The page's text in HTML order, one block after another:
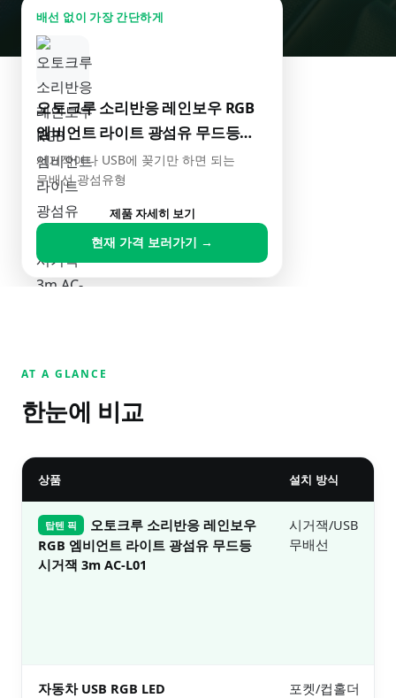
배선 없이 가장 간단하게
오토크루 소리반응 레인보우 RGB
엠비언트 라이트 광섬유 무드등
시거잭 3m AC-L01
시거잭이나 USB에 꽂기만 하면 되는
무배선 광섬유형
제품 자세히 보기
현재 가격 보러가기 →
AT A GLANCE
한눈에 비교
상품 설치 방식
탑텐 픽
오토크루 소리반응 레인보우
RGB 엠비언트 라이트 광섬유 무드등
시거잭 3m AC-L01
시거잭/USB
무배선
자동차 USB RGB LED
포켓/컵홀더